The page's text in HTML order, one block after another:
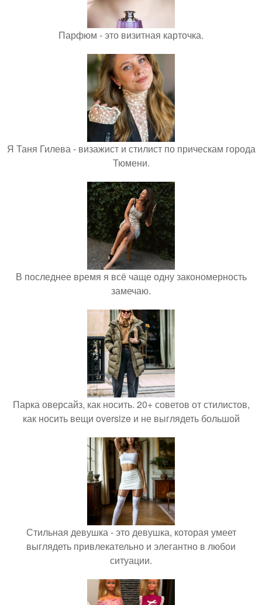
Парфюм - это визитная карточка.
Я Таня Гилева - визажист и стилист по прическам города
Тюмени.
В последнее время я всё чаще одну закономерность
замечаю.
Парка оверсайз, как носить. 20+ советов от стилистов,
как носить вещи oversize и не выглядеть большой
Стильная девушка - это девушка, которая умеет
выглядеть привлекательно и элегантно в любои
ситуации.